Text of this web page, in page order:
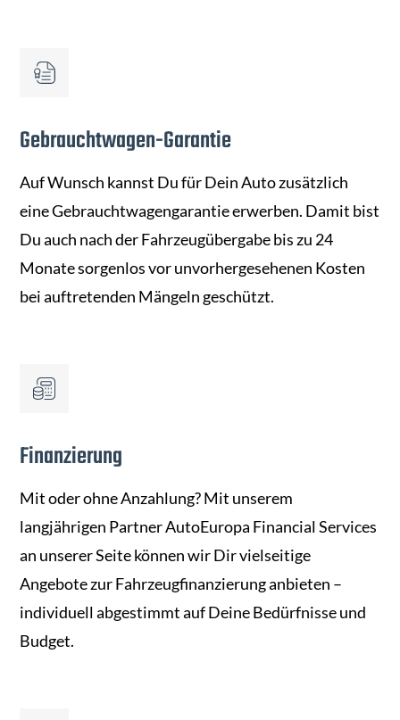
Gebrauchtwagen-Garantie
Auf Wunsch kannst Du für Dein Auto zusätzlich
eine Gebrauchtwagengarantie erwerben. Damit bist
Du auch nach der Fahrzeugübergabe bis zu 24
Monate sorgenlos vor unvorhergesehenen Kosten
bei auftretenden Mängeln geschützt.
Finanzierung
Mit oder ohne Anzahlung? Mit unserem
langjährigen Partner AutoEuropa Financial Services
an unserer Seite können wir Dir vielseitige
Angebote zur Fahrzeugfinanzierung anbieten –
individuell abgestimmt auf Deine Bedürfnisse und
Budget.